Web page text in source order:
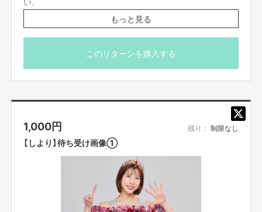
2020年10月7日 つんく♂全面プロデュース！7thシングル「逆襲のYEAH！」
2020年12月24日 なんばグランド花月にて「つぼみ大革命ワンマンツアー～
夢でも見なきゃやってられない～」開催
2022年2月2日 ミニアルバム「GOCHAMAZE」発売
2023年2月1日 ミニアルバム「HACHAMECHARGE」発売
※7/10(木)23:59締切
※プロジェクト本文の末尾に記載されている【ご支援にあた
ってのご注意事項】を必ずご一読ください。
もっと見る
このリターンを購入する
1,000円 残り： 制限なし
【しより】待ち受け画像①